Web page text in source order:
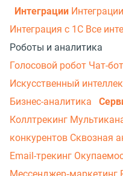
Интеграции
Интеграция с 1С Все
Роботы и аналитика
Голосовой робот Чат-бот
Искусственный
Бизнес-аналитика
Коллтрекинг
конкурентов Сквозная
Email-трекинг